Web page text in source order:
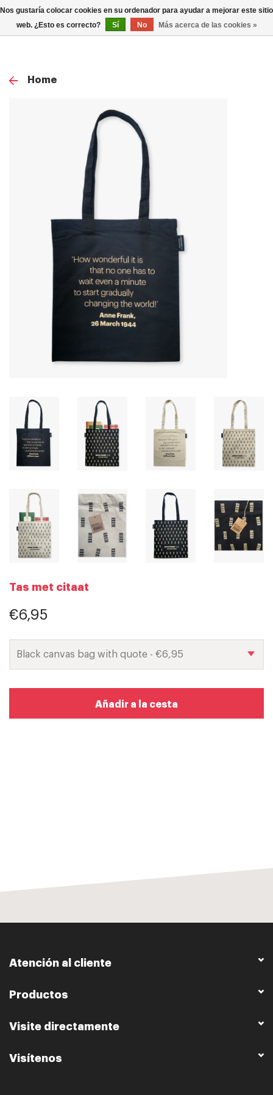
0
Home
Tas met citaat
€6,95
Añadir a la cesta
Atención al cliente
Productos
Visite directamente
Visítenos
Nos gustaría colocar cookies en su ordenador para ayudar a mejorar este sitio
web. ¿Esto es correcto?
Sí No Más acerca de las cookies »